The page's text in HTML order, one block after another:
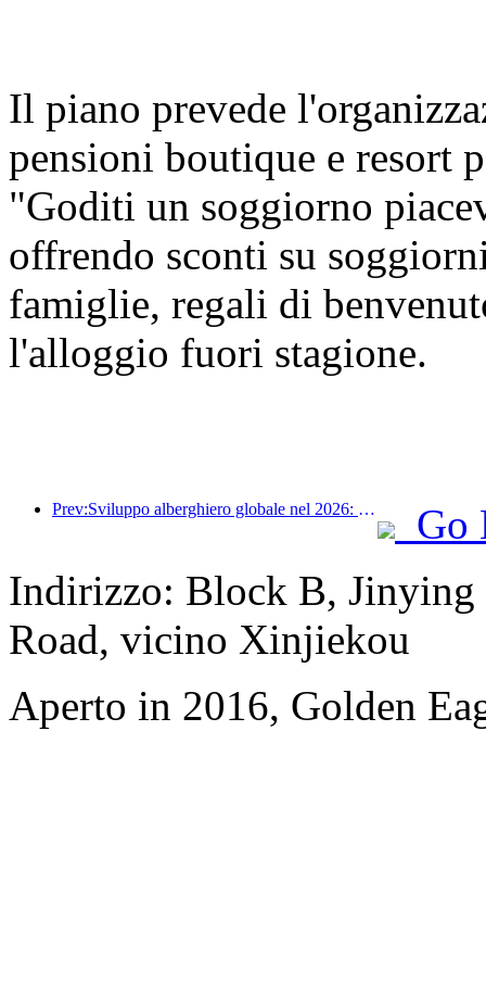
Il piano prevede
pensioni boutique e resort
"Goditi un soggiorno
offrendo sconti su
famiglie, regali di
l'alloggio fuori stagione.
Prev:Sviluppo alberghiero globale nel 2026: Shanghai al primo posto per l'aggiunta di nuove camere
Go
Indirizzo: Block B, Jinying
Road, vicino Xinjiekou
Aperto in 2016, Golden